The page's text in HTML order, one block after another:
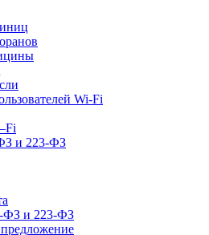
Wi-Fi
и 223-ФЗ
ФЗ и 223-ФЗ